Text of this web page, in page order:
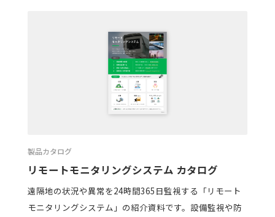
製品カタログ
リモートモニタリングシステム カタログ
遠隔地の状況や異常を24時間365日監視する「リモート
モニタリングシステム」の紹介資料です。設備監視や防